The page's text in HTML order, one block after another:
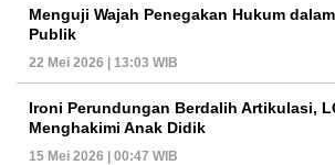
Menguji Wajah Penegakan Hukum
Publik
22 Mei 2026 | 13:03 WIB
Ironi Perundungan Berdalih Artikulasi,
Menghakimi Anak Didik
15 Mei 2026 | 00:47 WIB